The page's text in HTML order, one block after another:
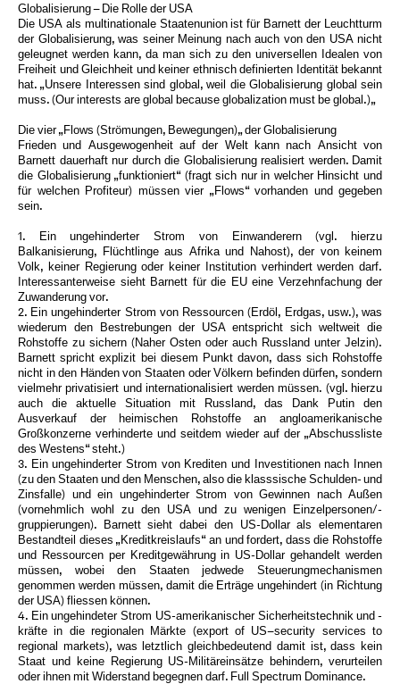
Globalisierung – Die Rolle der USA
Die USA als multinationale Staatenunion ist für Barnett der Leuchtturm
der Globalisierung, was seiner Meinung nach auch von den USA nicht
geleugnet werden kann, da man sich zu den universellen Idealen von
Freiheit und Gleichheit und keiner ethnisch definierten Identität bekannt
hat. „Unsere Interessen sind global, weil die Globalisierung global sein
muss. (Our interests are global because globalization must be global.)„
Die vier „Flows (Strömungen, Bewegungen)„ der Globalisierung
Frieden und Ausgewogenheit auf der Welt kann nach Ansicht von
Barnett dauerhaft nur durch die Globalisierung realisiert werden. Damit
die Globalisierung „funktioniert“ (fragt sich nur in welcher Hinsicht und
für welchen Profiteur) müssen vier „Flows“ vorhanden und gegeben
sein.
1. Ein ungehinderter Strom von Einwanderern (vgl. hierzu
Balkanisierung, Flüchtlinge aus Afrika und Nahost), der von keinem
Volk, keiner Regierung oder keiner Institution verhindert werden darf.
Interessanterweise sieht Barnett für die EU eine Verzehnfachung der
Zuwanderung vor.
2. Ein ungehinderter Strom von Ressourcen (Erdöl, Erdgas, usw.), was
wiederum den Bestrebungen der USA entspricht sich weltweit die
Rohstoffe zu sichern (Naher Osten oder auch Russland unter Jelzin).
Barnett spricht explizit bei diesem Punkt davon, dass sich Rohstoffe
nicht in den Händen von Staaten oder Völkern befinden dürfen, sondern
vielmehr privatisiert und internationalisiert werden müssen. (vgl. hierzu
auch die aktuelle Situation mit Russland, das Dank Putin den
Ausverkauf der heimischen Rohstoffe an angloamerikanische
Großkonzerne verhinderte und seitdem wieder auf der „Abschussliste
des Westens“ steht.)
3. Ein ungehinderter Strom von Krediten und Investitionen nach Innen
(zu den Staaten und den Menschen, also die klasssische Schulden- und
Zinsfalle) und ein ungehinderter Strom von Gewinnen nach Außen
(vornehmlich wohl zu den USA und zu wenigen Einzelpersonen/-
gruppierungen). Barnett sieht dabei den US-Dollar als elementaren
Bestandteil dieses „Kreditkreislaufs“ an und fordert, dass die Rohstoffe
und Ressourcen per Kreditgewährung in US-Dollar gehandelt werden
müssen, wobei den Staaten jedwede Steuerungmechanismen
genommen werden müssen, damit die Erträge ungehindert (in Richtung
der USA) fliessen können.
4. Ein ungehindeter Strom US-amerikanischer Sicherheitstechnik und -
kräfte in die regionalen Märkte (export of US–security services to
regional markets), was letztlich gleichbedeutend damit ist, dass kein
Staat und keine Regierung US-Militäreinsätze behindern, verurteilen
oder ihnen mit Widerstand begegnen darf. Full Spectrum Dominance.